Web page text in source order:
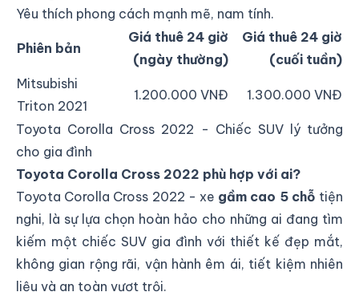
Yêu thích phong cách mạnh mẽ, nam tính.
Phiên bản
Giá thuê 24 giờ
(ngày thường)
Giá thuê 24 giờ
(cuối tuần)
Mitsubishi
Triton 2021
1.200.000 VNĐ 1.300.000 VNĐ
Toyota Corolla Cross 2022 - Chiếc SUV lý tưởng
cho gia đình
Toyota Corolla Cross 2022 phù hợp với ai?
Toyota Corolla Cross 2022 - xe gầm cao 5 chỗ tiện
nghi, là sự lựa chọn hoàn hảo cho những ai đang tìm
kiếm một chiếc SUV gia đình với thiết kế đẹp mắt,
không gian rộng rãi, vận hành êm ái, tiết kiệm nhiên
liệu và an toàn vượt trội.